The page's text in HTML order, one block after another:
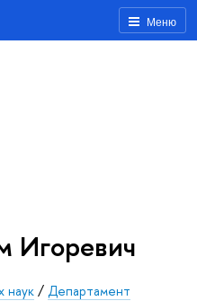
Меню
Игоревич
наук / Департамент